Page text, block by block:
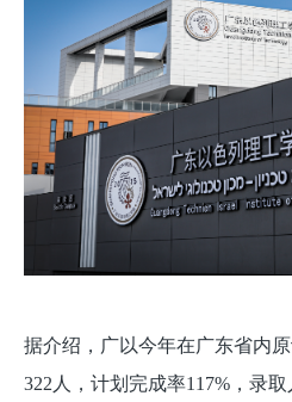
据介绍，广以今年在广东省内
322人，计划完成率117%，录